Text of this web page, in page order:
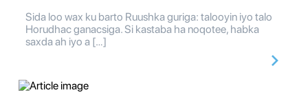
Sida loo wax ku barto Ruushka guriga: talooyin iyo talo
Horudhac ganacsiga. Si kastaba ha noqotee, habka
saxda ah iyo a […]